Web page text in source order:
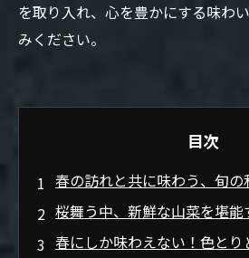
を取り入れ、心を豊かにする味わ
みください。
目次
春の訪れと共に味わう、旬の
桜舞う中、新鮮な山菜を堪
春にしか味わえない！色と